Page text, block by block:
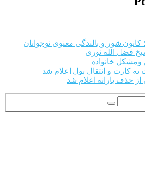
کانون شور و بالندگی معنوی نوجوانان
فضل الله نوری
ومشکل خانواده
کارت و انتقال پول اعلام شد
حذف یارانه اعلام شد